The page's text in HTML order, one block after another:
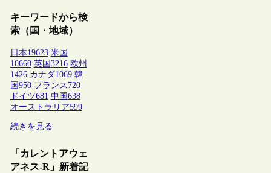
キーワードから検
索（国・地域）
日本19623 米国
10660 英国 3216 欧州
1426 カナダ1069 韓
国 950 フランス 720
ドイツ681 中国 638
オーストラリア599
続きを見る
「カレントアウェ
アネス-R」新着記